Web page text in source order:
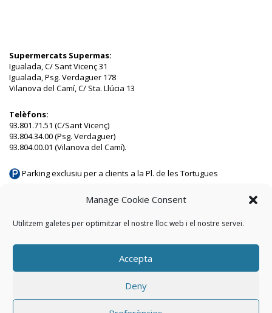
Manage Cookie Consent
Utilitzem galetes per optimitzar el nostre lloc web i el nostre servei.
Accepta
Deny
Supermercats Supermas:
Igualada, C/ Sant Vicenç 31
Igualada, Psg. Verdaguer 178
Vilanova del Camí, C/ Sta. Llúcia 13
Telèfons:
93.801.71.51 (C/Sant Vicenç)
93.804.34.00 (Psg. Verdaguer)
93.804.00.01 (Vilanova del Camí).
Parking exclusiu per a clients a la Pl. de les Tortugues
Parking municipal a 50 m a Vilanova del Camí
cookies (EU)